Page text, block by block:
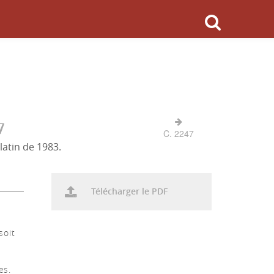
de 1983.
C. 2247
Télécharger le PDF